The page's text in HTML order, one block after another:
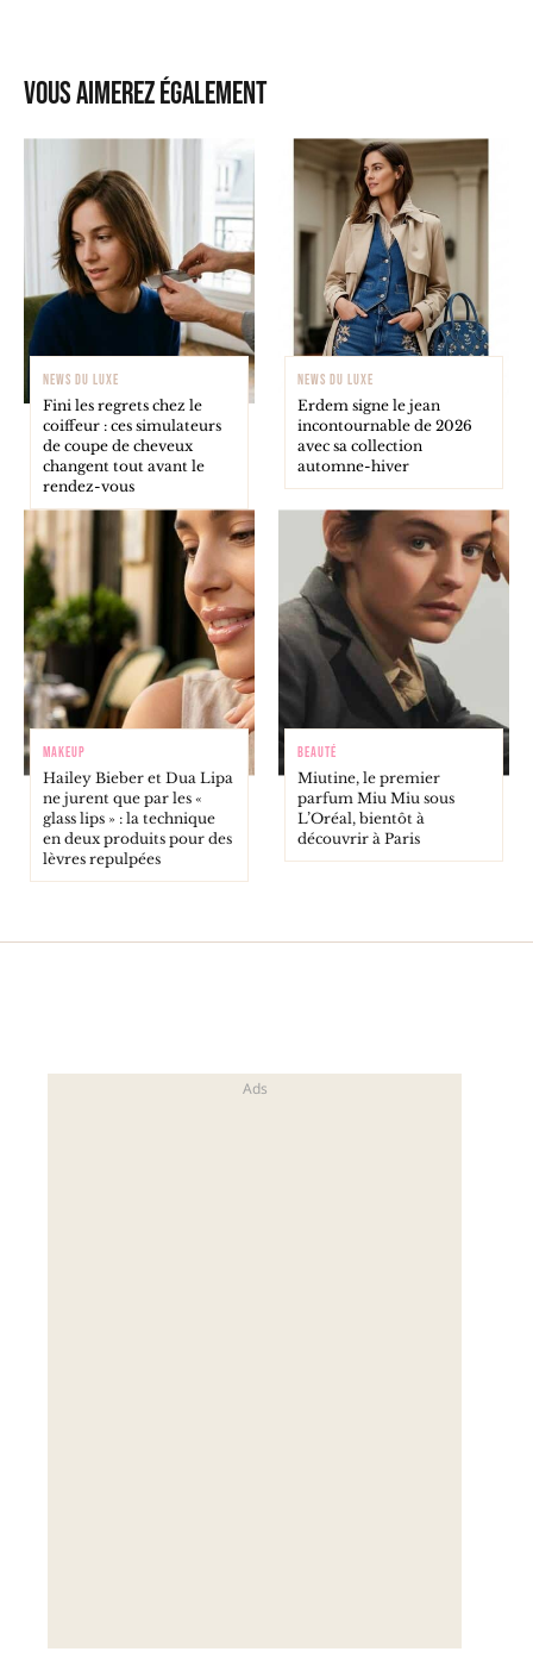
Vous aimerez également
NEWS DU LUXE
Fini les regrets chez le
coiffeur : ces simulateurs
de coupe de cheveux
changent tout avant le
rendez-vous
NEWS DU LUXE
Erdem signe le jean
incontournable de 2026
avec sa collection
automne-hiver
MAKEUP
Hailey Bieber et Dua Lipa
ne jurent que par les «
glass lips » : la technique
en deux produits pour des
lèvres repulpées
BEAUTÉ
Miutine, le premier
parfum Miu Miu sous
L’Oréal, bientôt à
découvrir à Paris